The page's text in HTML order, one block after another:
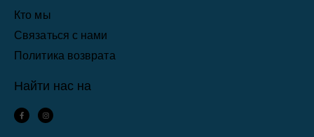
Кто мы
Связаться с нами
Политика возврата
Найти нас на
F
a
c
I
n
s